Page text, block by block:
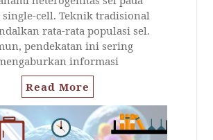
cell. Teknik tradisional
rata-rata populasi sel.
pendekatan ini sering
informasi
Read More